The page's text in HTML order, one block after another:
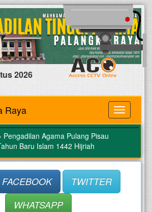
2026
MENU
Raya
Pengadilan Agama Pulang Pisau
Baru Islam 1442 Hijriah
FACEBOOK
TWITTER
WHATSAPP